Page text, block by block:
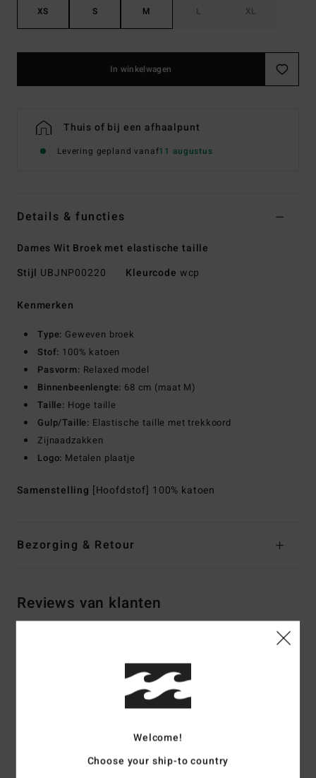
XS S M L XL
In winkelwagen
Thuis of bij een afhaalpunt
Levering gepland vanaf11 augustus
Details & functies
Dames Wit Broek met elastische taille
Stijl UBJNP00220 Kleurcode wcp
Kenmerken
Type: Geweven broek
Stof: 100% katoen
Pasvorm: Relaxed model
Binnenbeenlengte: 68 cm (maat M)
Taille: Hoge taille
Gulp/Taille: Elastische taille met trekkoord
Zijnaadzakken
Logo: Metalen plaatje
Samenstelling [Hoofdstof] 100% katoen
Bezorging & Retour
Reviews van klanten
5.0/5
2 geverifieerde beoordelingen
100% van onze klanten bevelen dit product aan
Welcome!
Choose your ship-to country